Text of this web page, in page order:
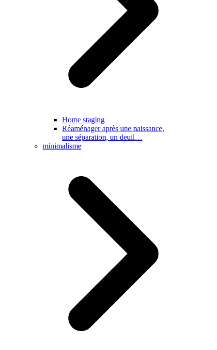
Home staging
Réaménager après une naissance,
une séparation, un deuil…
minimalisme